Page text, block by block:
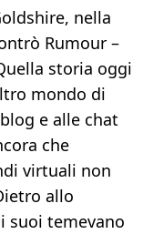
nella
Rumour –
storia oggi
mondo di
e alle chat
che
virtuali non
allo
suoi temevano